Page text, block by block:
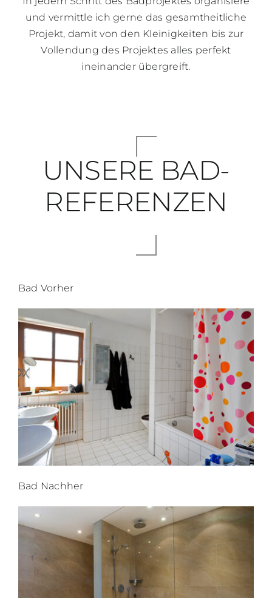
und vermittle ich gerne das gesamtheitliche
Projekt, damit von den Kleinigkeiten bis zur
Vollendung des Projektes alles perfekt
ineinander übergreift.
UNSERE BAD-
REFERENZEN
Bad Vorher
Bad Nachher